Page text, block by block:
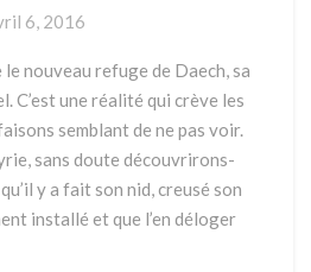
6, 2016
nouveau refuge de Daech, sa
C’est une réalité qui crève les
semblant de ne pas voir.
sans doute découvrirons-
y a fait son nid, creusé son
installé et que l’en déloger